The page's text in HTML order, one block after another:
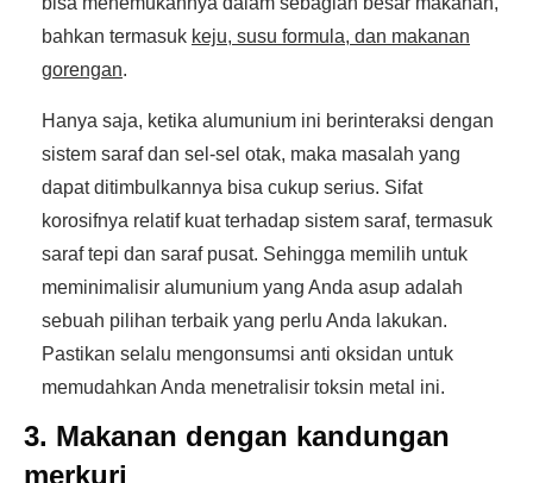
bahkan termasuk keju, susu formula, dan makanan
gorengan.
Hanya saja, ketika alumunium ini berinteraksi dengan
sistem saraf dan sel-sel otak, maka masalah yang
dapat ditimbulkannya bisa cukup serius. Sifat
korosifnya relatif kuat terhadap sistem saraf, termasuk
saraf tepi dan saraf pusat. Sehingga memilih untuk
meminimalisir alumunium yang Anda asup adalah
sebuah pilihan terbaik yang perlu Anda lakukan.
Pastikan selalu mengonsumsi anti oksidan untuk
memudahkan Anda menetralisir toksin metal ini.
3. Makanan dengan kandungan
merkuri